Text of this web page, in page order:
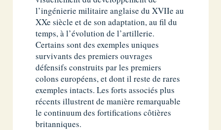
l’ingénierie militaire anglaise du XVIIe au
XXe siècle et de son adaptation, au fil du
temps, à l’évolution de l’artillerie.
Certains sont des exemples uniques
survivants des premiers ouvrages
défensifs construits par les premiers
colons européens, et dont il reste de rares
exemples intacts. Les forts associés plus
récents illustrent de manière remarquable
le continuum des fortifications côtières
britanniques.